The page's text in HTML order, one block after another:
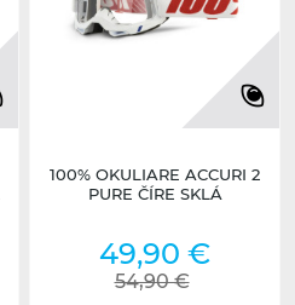
100% OKULIARE ACCURI 2
PURE ČÍRE SKLÁ
49,90 €
54,90 €